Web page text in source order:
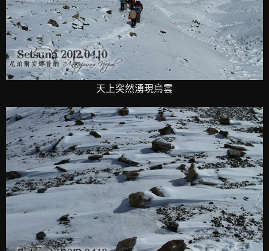
天上突然湧現烏雲